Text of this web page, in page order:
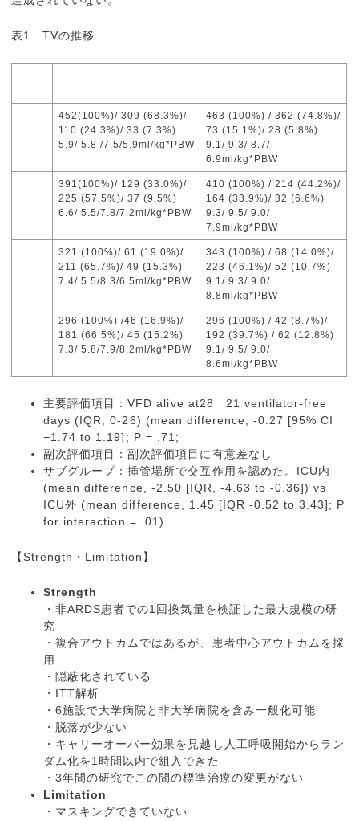
表1 TVの推移
452(100%)/ 309 (68.3%)/
110 (24.3%)/ 33 (7.3%)
5.9/ 5.8 /7.5/5.9ml/kg*PBW
463 (100%) / 362 (74.8%)/
73 (15.1%)/ 28 (5.8%)
9.1/ 9.3/ 8.7/
6.9ml/kg*PBW
391(100%)/ 129 (33.0%)/
225 (57.5%)/ 37 (9.5%)
6.6/ 5.5/7.8/7.2ml/kg*PBW
410 (100%) / 214 (44.2%)/
164 (33.9%)/ 32 (6.6%)
9.3/ 9.5/ 9.0/
7.9ml/kg*PBW
321 (100%)/ 61 (19.0%)/
211 (65.7%)/ 49 (15.3%)
7.4/ 5.5/8.3/6.5ml/kg*PBW
343 (100%) / 68 (14.0%)/
223 (46.1%)/ 52 (10.7%)
9.1/ 9.3/ 9.0/
8.8ml/kg*PBW
296 (100%) /46 (16.9%)/
181 (66.5%)/ 45 (15.2%)
7.3/ 5.8/7.9/8.2ml/kg*PBW
296 (100%) / 42 (8.7%)/
192 (39.7%) / 62 (12.8%)
9.1/ 9.5/ 9.0/
8.6ml/kg*PBW
主要評価項目：VFD alive at28 21 ventilator-free
days (IQR, 0-26) (mean difference, -0.27 [95% CI
−1.74 to 1.19]; P = .71;
副次評価項目：副次評価項目に有意差なし
サブグループ：挿管場所で交互作用を認めた。ICU内
(mean difference, -2.50 [IQR, -4.63 to -0.36]) vs
ICU外 (mean difference, 1.45 [IQR -0.52 to 3.43]; P
for interaction = .01).
【Strength・Limitation】
Strength
・非ARDS患者での1回換気量を検証した最大規模の研
究
・複合アウトカムではあるが、患者中心アウトカムを採
用
・隠蔽化されている
・ITT解析
・6施設で大学病院と非大学病院を含み一般化可能
・脱落が少ない
・キャリーオーバー効果を見越し人工呼吸開始からラン
ダム化を1時間以内で組入できた
・3年間の研究でこの間の標準治療の変更がない
Limitation
・マスキングできていない